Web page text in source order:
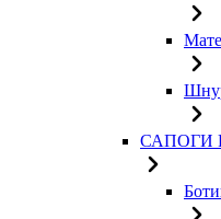
САПОГИ